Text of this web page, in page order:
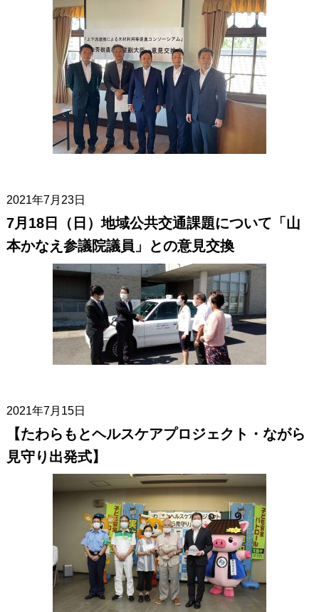
2021年7月23日
7月18日（日）地域公共交通課題について「山
本かなえ参議院議員」との意見交換
2021年7月15日
【たわらもとヘルスケアプロジェクト・ながら
見守り出発式】